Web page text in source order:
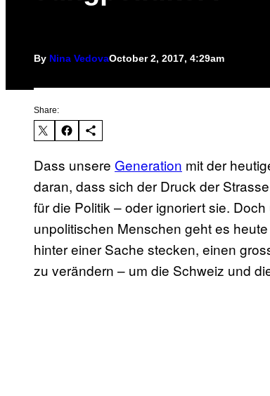
By Nina VedovaOctober 2, 2017, 4:29am
Share:
Dass unsere Generation mit der
daran, dass sich der Druck der
für die Politik – oder ignoriert sie.
unpolitischen Menschen geht es
hinter einer Sache stecken, einen
zu verändern – um die Schweiz und